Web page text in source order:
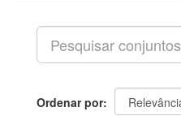
Ordenar por